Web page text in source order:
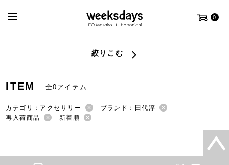
0
絞りこむ
ITEM 全0アイテム
カテゴリ：アクセサリー
ブランド：田代淳
再入荷商品
新着順